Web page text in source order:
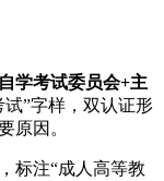
学考试委员会+主
”字样，双认证形
原因。
标注“成人高等教